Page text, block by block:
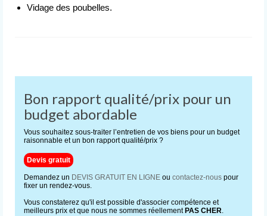
Vidage des poubelles.
Bon rapport qualité/prix pour un
budget abordable
Vous souhaitez sous-traiter l’entretien de vos biens pour un budget
raisonnable et un bon rapport qualité/prix ?
Devis gratuit
Demandez un DEVIS GRATUIT EN LIGNE ou contactez-nous pour
fixer un rendez-vous.
Vous constaterez qu'il est possible d'associer compétence et
meilleurs prix et que nous ne sommes réellement PAS CHER.